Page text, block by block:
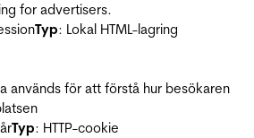
for advertisers.
Typ: Lokal HTML-lagring
används för att förstå hur besökaren
Typ: HTTP-cookie